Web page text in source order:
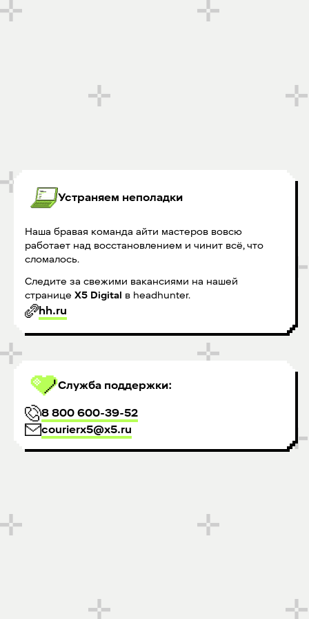
Устраняем неполадки
Наша бравая команда айти мастеров вовсю
работает над восстановлением и чинит всё, что
сломалось.
Следите за свежими вакансиями на нашей
странице X5 Digital в headhunter.
hh.ru
Служба поддержки:
8 800 600-39-52
courierx5@x5.ru